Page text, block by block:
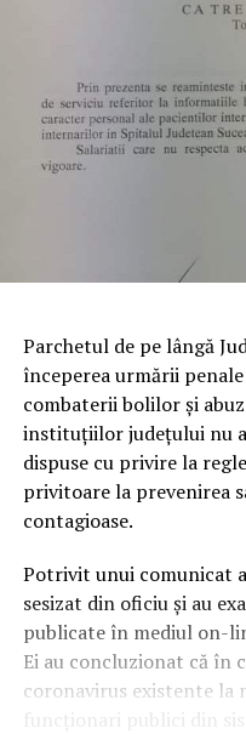
Parchetul de pe lângă
începerea urmării
combaterii bolilor şi
instituţiilor judeţului nu
dispuse cu privire la
privitoare la prevenirea
contagioase.
Potrivit unui comunicat
sesizat din oficiu şi au
publicate în mediul on-
Ei au concluzionat că în
coronavirus existente la